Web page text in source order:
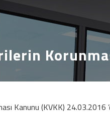
Kanunu (KVKK)